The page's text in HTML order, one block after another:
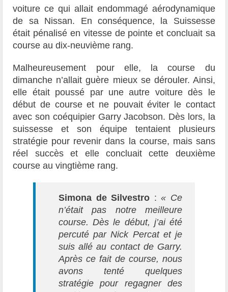
voiture ce qui allait endommagé aérodynamique
de sa Nissan. En conséquence, la Suissesse
était pénalisé en vitesse de pointe et concluait sa
course au dix-neuvième rang.
Malheureusement pour elle, la course du
dimanche n’allait guère mieux se dérouler. Ainsi,
elle était poussé par une autre voiture dès le
début de course et ne pouvait éviter le contact
avec son coéquipier Garry Jacobson. Dès lors, la
suissesse et son équipe tentaient plusieurs
stratégie pour revenir dans la course, mais sans
réel succès et elle concluait cette deuxième
course au vingtième rang.
Simona de Silvestro :« Ce
n’était pas notre meilleure
course. Dès le début, j’ai été
percuté par Nick Percat et je
suis allé au contact de Garry.
Après ce fait de course, nous
avons tenté quelques
stratégie pour regagner des